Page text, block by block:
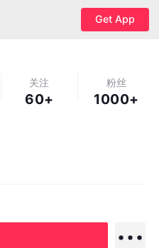
Get App
关注
60+
粉丝
1000+